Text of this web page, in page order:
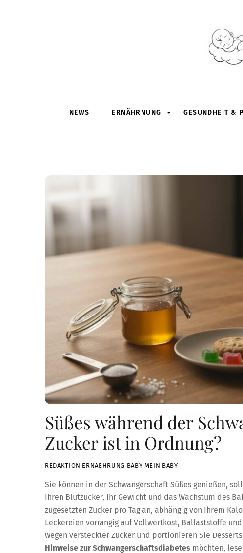
NEWS ERNÄHRNUNG GESUNDHEIT &
Süßes während der
Zucker ist in Ordnung?
REDAKTION ERNAEHRUNG BABY MEIN BABY
Sie können in der Schwangerschaft Süßes genießen,
Ihren Blutzucker, Ihr Gewicht und das Wachstum des
zugesetzten Zucker pro Tag an, abhängig von Ihrem
Leckereien vorrangig auf Vollwertkost, Ballaststoffe
wegen versteckter Zucker und portionieren Sie
Hinweise zur Schwangerschaftsdiabetes möchten,